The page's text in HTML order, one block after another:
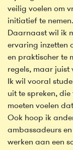
veilig voelen om
initiatief te nemen.
Daarnaast wil ik
ervaring inzetten
en praktischer te
regels, maar juist
Ik wil vooral
uit te spreken,
moeten voelen
Ook hoop ik
ambassadeurs
werken aan een